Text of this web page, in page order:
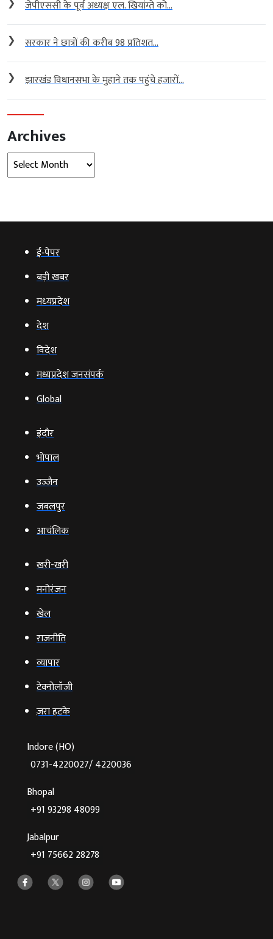
जेपीएससी के पूर्व अध्यक्ष एल. खियांग्ते को...
❯ सरकार ने छात्रों की करीब 98 प्रतिशत...
❯ झारखंड विधानसभा के मुहाने तक पहुंचे हजारों...
Archives
Archives
ई‑पेपर
बड़ी खबर
मध्‍यप्रदेश
देश
विदेश
मध्यप्रदेश जनसंपर्क
Global
इंदौर
भोपाल
उज्‍जैन
जबलपुर
आचंलिक
खरी-खरी
मनोरंजन
खेल
राजनीति
व्‍यापार
टेक्‍नोलॉजी
ज़रा हटके
Indore (HO)
0731-4220027/ 4220036
Bhopal
+91 93298 48099
Jabalpur
+91 75662 28278